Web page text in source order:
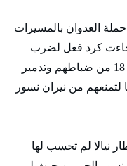
العدوان بالمسيرات
كرد فعل لضرب
الطيران لطائراتها في مطار نيالا وهلاك 18 من ضباطهم وتدمير
لتمنعهم من نيران نسور
نيالا لم تحسب لها